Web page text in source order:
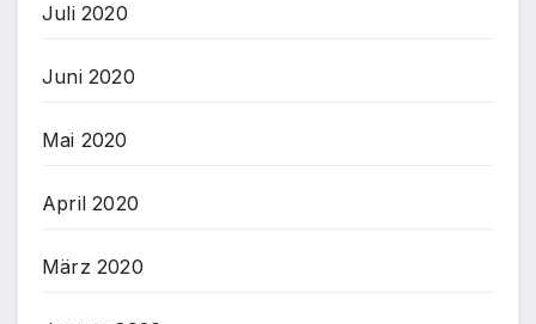
Juli 2020
Juni 2020
Mai 2020
April 2020
März 2020